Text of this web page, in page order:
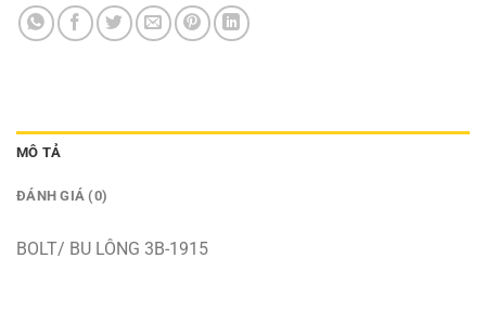
MÔ TẢ
ĐÁNH GIÁ (0)
BOLT/ BU LÔNG 3B-1915